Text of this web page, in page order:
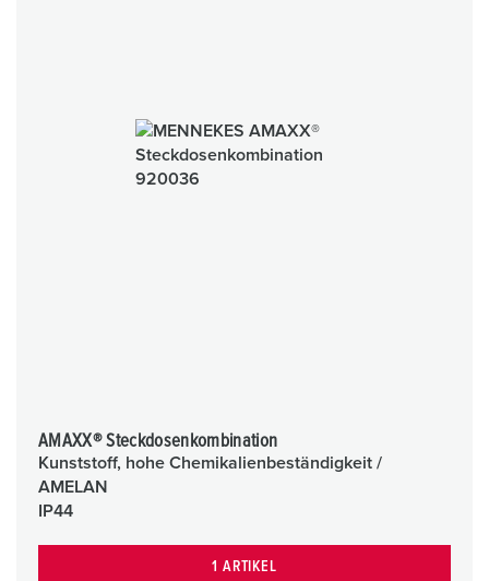
AMAXX® Steckdosenkombination
Kunststoff, hohe Chemikalienbeständigkeit /
AMELAN
IP44
1 ARTIKEL